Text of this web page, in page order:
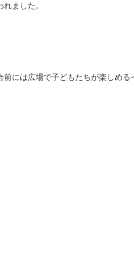
ました。
には広場で子どもたちが楽しめる